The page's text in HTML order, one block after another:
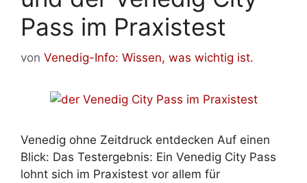
Pass im Praxistest
von Venedig-Info: Wissen, was wichtig ist.
Venedig ohne Zeitdruck entdecken Auf einen
Blick: Das Testergebnis: Ein Venedig City Pass
lohnt sich im Praxistest vor allem für